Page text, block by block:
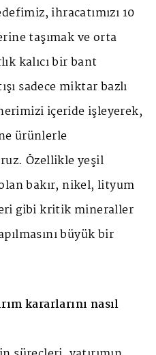
ihracatımızı 10
taşımak ve orta
kalıcı bir bant
sadece miktar bazlı
içeride işleyerek,
ürünlerle
Özellikle yeşil
bakır, nikel, lityum
gibi kritik mineraller
büyük bir
kararlarını nasıl